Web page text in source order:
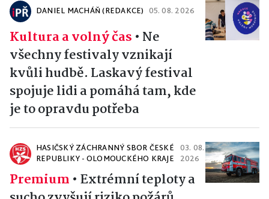
DANIEL MACHÁŇ (REDAKCE) 05. 08. 2026
Kultura a volný čas • Ne
všechny festivaly vznikají
kvůli hudbě. Laskavý festival
spojuje lidi a pomáhá tam, kde
je to opravdu potřeba
HASIČSKÝ ZÁCHRANNÝ SBOR ČESKÉ
REPUBLIKY - OLOMOUCKÉHO KRAJE
03. 08.
2026
Premium • Extrémní teploty a